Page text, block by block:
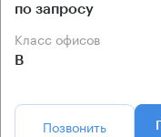
по запросу
Класс офисов
B
Позвонить